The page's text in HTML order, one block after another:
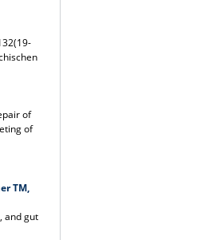
of
of
TM,
and gut